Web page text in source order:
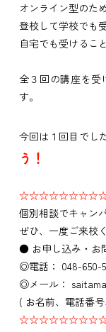
オンライン型のため
登校して学校でも
自宅でも受けるこ
全３回の講座を受
す。
今回は１回目でし
う！
個別相談でキャン
ぜひ、一度ご来校
● お申し込み・お
◎電話： 048-650-
◎メール：
( お名前、電話番